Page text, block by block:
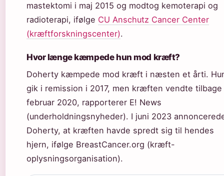
mastektomi i maj 2015 og modtog kemoterapi og
radioterapi, ifølge CU Anschutz Cancer Center
(kræftforskningscenter).
Hvor længe kæmpede hun mod kræft?
Doherty kæmpede mod kræft i næsten et årti.
gik i remission i 2017, men kræften vendte tilbage
februar 2020, rapporterer E! News
(underholdningsnyheder). I juni 2023
Doherty, at kræften havde spredt sig til hendes
hjern, ifølge BreastCancer.org (kræft-
oplysningsorganisation).